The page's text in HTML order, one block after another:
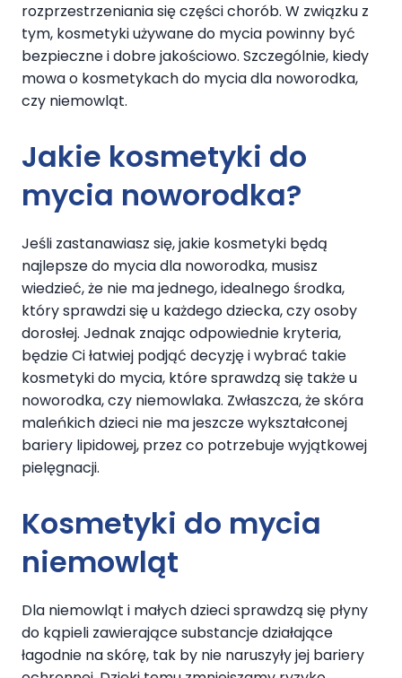
rozprzestrzeniania się części chorób. W związku z
tym, kosmetyki używane do mycia powinny być
bezpieczne i dobre jakościowo. Szczególnie, kiedy
mowa o kosmetykach do mycia dla noworodka,
czy niemowląt.
Jakie kosmetyki do
mycia noworodka?
Jeśli zastanawiasz się, jakie kosmetyki będą
najlepsze do mycia dla noworodka, musisz
wiedzieć, że nie ma jednego, idealnego środka,
który sprawdzi się u każdego dziecka, czy osoby
dorosłej. Jednak znając odpowiednie kryteria,
będzie Ci łatwiej podjąć decyzję i wybrać takie
kosmetyki do mycia, które sprawdzą się także u
noworodka, czy niemowlaka. Zwłaszcza, że skóra
maleńkich dzieci nie ma jeszcze wykształconej
bariery lipidowej, przez co potrzebuje wyjątkowej
pielęgnacji.
Kosmetyki do mycia
niemowląt
Dla niemowląt i małych dzieci sprawdzą się płyny
do kąpieli zawierające substancje działające
łagodnie na skórę, tak by nie naruszyły jej bariery